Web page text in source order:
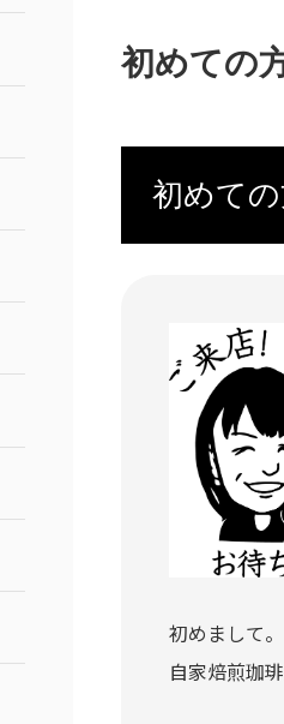
初めての
初めて
初めまして。
自家焙煎珈